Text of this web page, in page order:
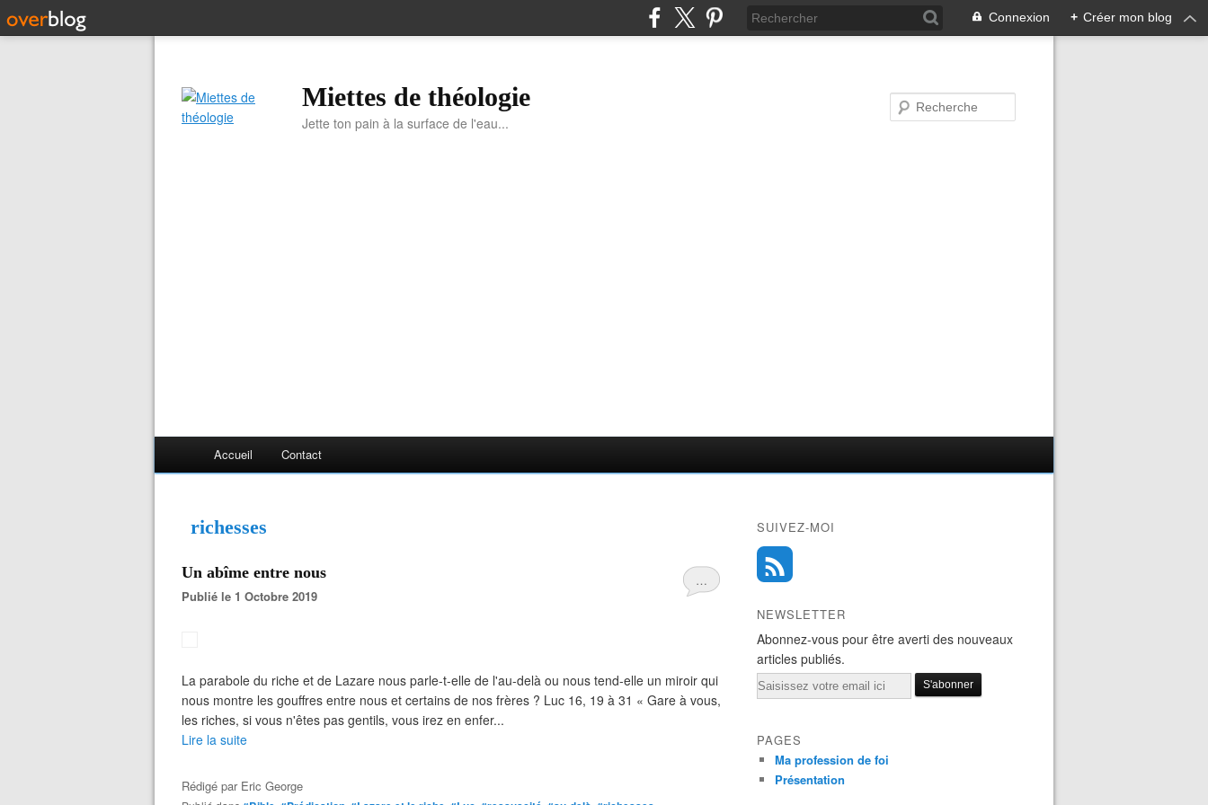
Connexion + Créer mon blog
Miettes de théologie
Jette ton pain à la surface de l'eau...
Accueil Contact
richesses
…
Un abîme entre nous
Publié le 1 Octobre 2019
La parabole du riche et de Lazare nous parle-t-elle de l'au-delà ou nous tend-elle un miroir qui
nous montre les gouffres entre nous et certains de nos frères ? Luc 16, 19 à 31 « Gare à vous,
les riches, si vous n'êtes pas gentils, vous irez en enfer...
Lire la suite
Rédigé par Eric George
SUIVEZ-MOI
NEWSLETTER
Abonnez-vous pour être averti des nouveaux
articles publiés.
Email
PAGES
Ma profession de foi
Présentation